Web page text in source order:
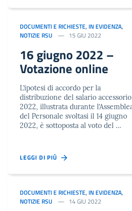
DOCUMENTI E RICHIESTE, IN EVIDENZA,
NOTIZIE RSU
15 GIU 2022
16 giugno 2022 –
Votazione online
L’ipotesi di accordo per la
distribuzione del salario accessorio
2022, illustrata durante
del Personale svoltasi il 14 giugno
2022, è sottoposta al voto del …
LEGGI DI PIÙ
DOCUMENTI E RICHIESTE, IN EVIDENZA,
NOTIZIE RSU
14 GIU 2022